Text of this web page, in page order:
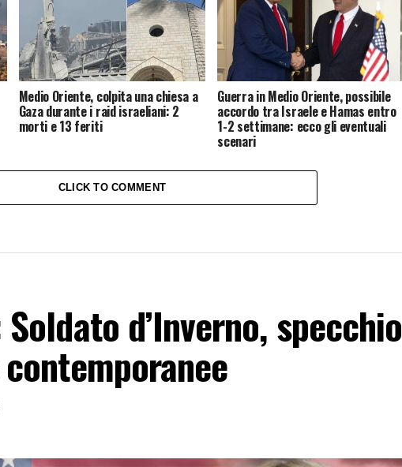
Medio Oriente, colpita una chiesa a
Gaza durante i raid israeliani: 2
morti e 13 feriti
Guerra in Medio Oriente, possibile
accordo tra Israele e Hamas entro
1-2 settimane: ecco gli eventuali
scenari
CLICK TO COMMENT
d’Inverno, specchio